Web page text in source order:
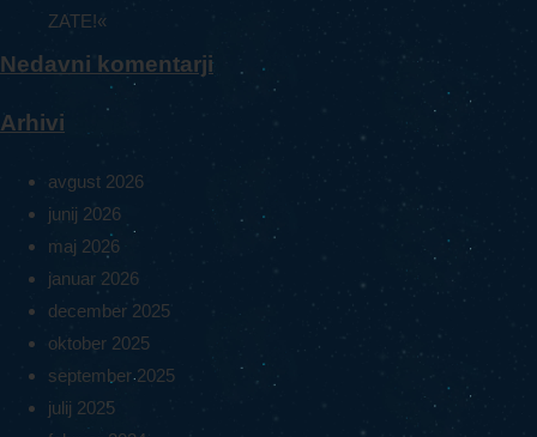
ZATE!«
Nedavni komentarji
Arhivi
avgust 2026
junij 2026
maj 2026
januar 2026
december 2025
oktober 2025
september 2025
julij 2025